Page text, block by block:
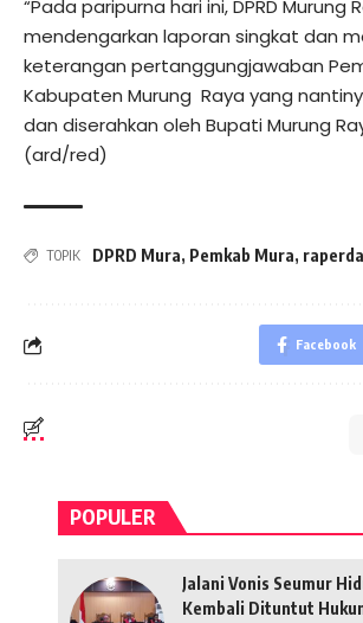
“Pada paripurna hari ini, DPRD Murung
mendengarkan laporan singkat dan
keterangan pertanggungjawaban
Kabupaten Murung Raya yang
dan diserahkan oleh Bupati Murung
(ard/red)
TOPIK DPRD Mura, Pemkab Mura, raperda
Facebook
POPULER
Jalani Vonis Seumur
Kembali Dituntut